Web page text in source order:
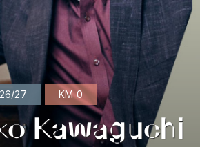
27 KM 0
Kawaguchi